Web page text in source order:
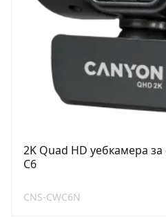
2K Quad HD уебкамера
C6
CNS-CWC6N